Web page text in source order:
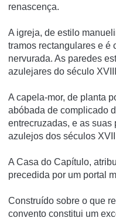
renascença.
A igreja, de estilo
tramos rectangulares e é
nervurada. As paredes
azulejares do século
A capela-mor, de planta
abóbada de complicado
entrecruzadas, e as
azulejos dos séculos
A Casa do Capí­tulo,
precedida por um portal
Construído sobre o que
convento constitui um